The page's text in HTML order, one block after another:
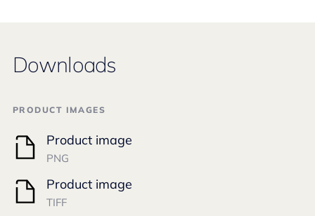
Downloads
PRODUCT IMAGES
Product image
PNG
Product image
TIFF